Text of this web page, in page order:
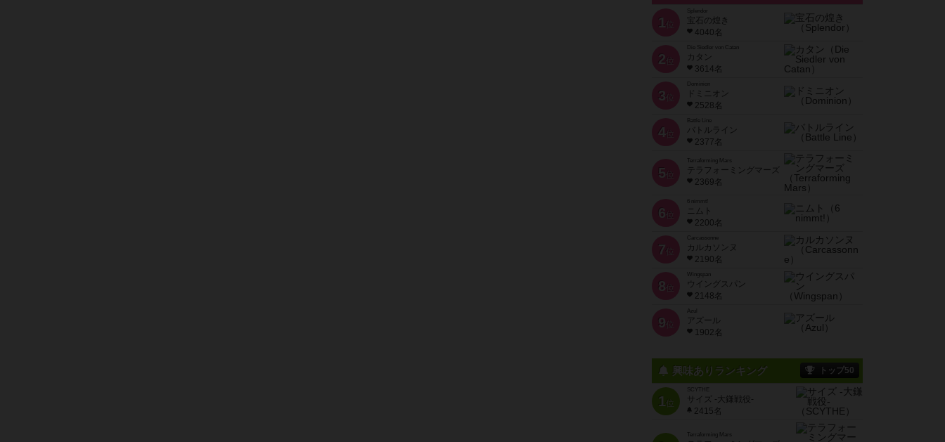
1 位
宝石の煌き
4040名
2 位
Die Siedler von Catan
カタン
3614名
3 位
ドミニオン
2528名
4位
Battle Line
バトルライン
2377名
5 位
Terraforming Mars
テラフォーミングマーズ
2369名
6 位
ニムト
2200名
7 位
Carcassonne
カルカソンヌ
2190名
8 位
Wingspan
ウイングスパン
2148名
9 位
Azul
アズール
1902名
興味ありランキング トップ50
1位
SCYTHE
サイズ -大鎌戦役-
2415名
Terraforming Mars